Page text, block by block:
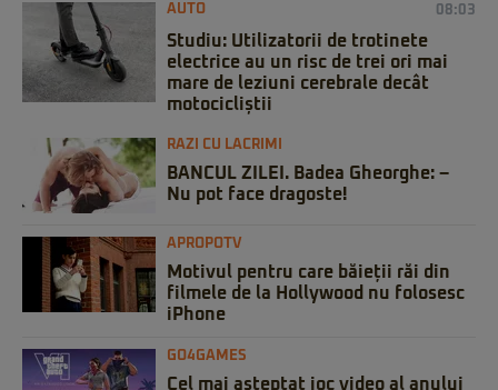
AUTO 08:03
Studiu: Utilizatorii de trotinete
electrice au un risc de trei ori mai
mare de leziuni cerebrale decât
motocicliștii
RAZI CU LACRIMI
BANCUL ZILEI. Badea Gheorghe: –
Nu pot face dragoste!
APROPOTV
Motivul pentru care băieții răi din
filmele de la Hollywood nu folosesc
iPhone
GO4GAMES
Cel mai așteptat joc video al anului